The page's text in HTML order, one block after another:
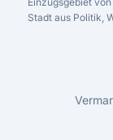
Stadt aus Politik,